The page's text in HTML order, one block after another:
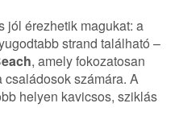
jól érezhetik magukat: a
strand található –
, amely fokozatosan
számára. A
helyen kavicsos, sziklás